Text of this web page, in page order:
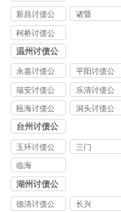
司
新昌讨债公
司
诸暨
柯桥讨债公
司
温州讨债公
司
永嘉讨债公
司
平阳讨债公
司
瑞安讨债公
司
乐清讨债公
司
瓯海讨债公
司
洞头讨债公
台州讨债公
司
玉环讨债公
司
三门
临海
湖州讨债公
司
德清讨债公
长兴